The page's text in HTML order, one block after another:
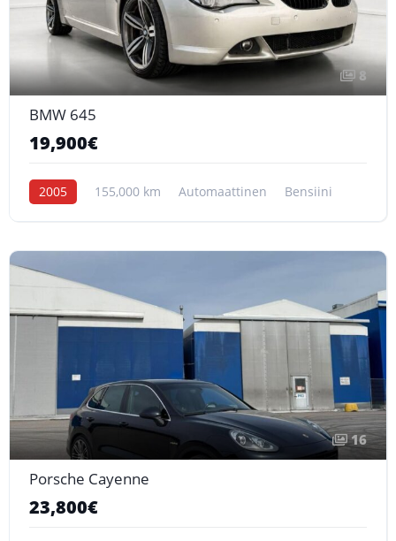
8
BMW 645
19,900€
2005 155,000 km Automaattinen Bensiini
16
Porsche Cayenne
23,800€